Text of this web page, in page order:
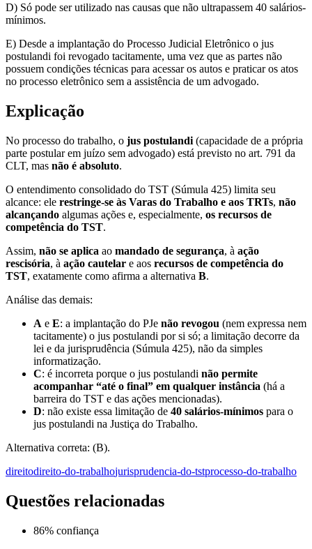
D) Só pode ser utilizado nas causas que não ultrapassem 40 salários-
mínimos.
E) Desde a implantação do Processo Judicial Eletrônico o jus
postulandi foi revogado tacitamente, uma vez que as partes não
possuem condições técnicas para acessar os autos e praticar os atos
no processo eletrônico sem a assistência de um advogado.
Explicação
No processo do trabalho, o jus postulandi (capacidade de a própria
parte postular em juízo sem advogado) está previsto no art. 791 da
CLT, mas não é absoluto.
O entendimento consolidado do TST (Súmula 425) limita seu
alcance: ele restringe-se às Varas do Trabalho e aos TRTs, não
alcançando algumas ações e, especialmente, os recursos de
competência do TST.
Assim, não se aplica ao mandado de segurança, à ação
rescisória, à ação cautelar e aos recursos de competência do
TST, exatamente como afirma a alternativa B.
Análise das demais:
A e E: a implantação do PJe não revogou (nem expressa nem
tacitamente) o jus postulandi por si só; a limitação decorre da
lei e da jurisprudência (Súmula 425), não da simples
informatização.
C: é incorreta porque o jus postulandi não permite
acompanhar “até o final” em qualquer instância (há a
barreira do TST e das ações mencionadas).
D: não existe essa limitação de 40 salários-mínimos para o
jus postulandi na Justiça do Trabalho.
Alternativa correta: (B).
direitodireito-do-trabalhojurisprudencia-do-tstprocesso-do-trabalho
Questões relacionadas
86% confiança